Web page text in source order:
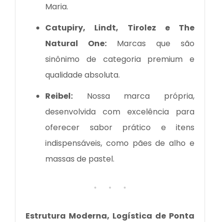
Maria.
Catupiry, Lindt, Tirolez e The
Natural One: Marcas que são
sinônimo de categoria premium e
qualidade absoluta.
Reibel: Nossa marca própria,
desenvolvida com excelência para
oferecer sabor prático e itens
indispensáveis, como pães de alho e
massas de pastel.
Estrutura Moderna, Logística de Ponta